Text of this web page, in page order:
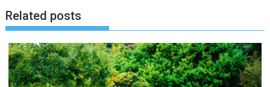
y
z
é
s
n
Related posts